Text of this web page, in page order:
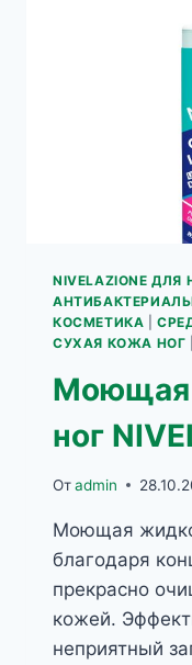
NIVELAZIONE ДЛЯ
КОСМЕТИКА |
СУХАЯ КОЖА НОГ
Моющая
ног
Отadmin
Моющая
благодаря
прекрасно
кожей.
неприятный